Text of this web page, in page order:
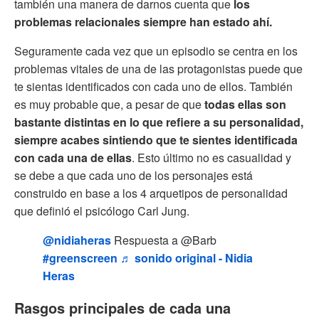
también una manera de darnos cuenta que los
problemas relacionales siempre han estado ahí.
Seguramente cada vez que un episodio se centra en los
problemas vitales de una de las protagonistas puede que
te sientas identificados con cada uno de ellos. También
es muy probable que, a pesar de quetodas ellas son
bastante distintas en lo que refiere a su personalidad,
siempre acabes sintiendo que te sientes identificada
con cada una de ellas. Esto último no es casualidad y
se debe a que cada uno de los personajes está
construido en base a los 4 arquetipos de personalidad
que definió el psicólogo Carl Jung.
@nidiaheras Respuesta a @Barb
#greenscreen ♬ sonido original - Nidia
Heras
Rasgos principales de cada una